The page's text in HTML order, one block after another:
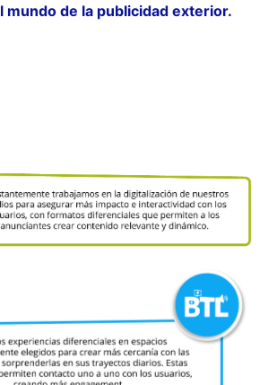
mundo de la publicidad exterior.